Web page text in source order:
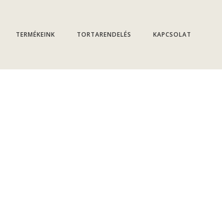
TERMÉKEINK TORTARENDELÉS KAPCSOLAT